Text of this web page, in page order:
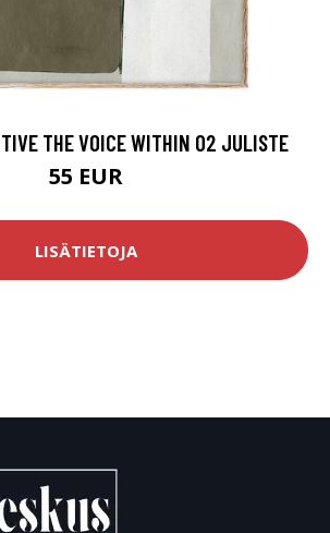
THE VOICE WITHIN 02 JULISTE
55 EUR
LISÄTIETOJA